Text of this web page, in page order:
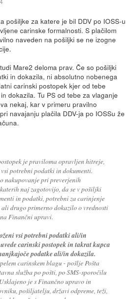
pošiljke za katere je bil DDV po IOSS-u
carinske formalnosti. S plačilom
naveden na pošiljki se ne izogne
Mare2 deloma prav. Če so pošiljki
in dokazila, ni absolutno nobenega
carinski postopek kjer od tebe
dokazila. Tu PS od tebe za vlaganje
nekaj, kar v primeru pravilno
navajanju plačila DDV-ja po IOSSu že
je praviloma opravljen hitreje,
potrebni podatki in dokumenti.
nakupovanje pri preverjenih
naj zagotovijo, da se v pošiljki
in podatki, potrebni za carinjenje
drugo primerno dokazilo o vrednosti
Finančni upravi.
vsi potrebni podatki ali/in
carinski postopek in takrat kupca
podatke ali/in dokazila.
carinskem blagu - pošlje Pošta
služba po pošti, po SMS-sporočilu
je s Finančno upravo in
pošiljatelju, državi odpreme, teži,